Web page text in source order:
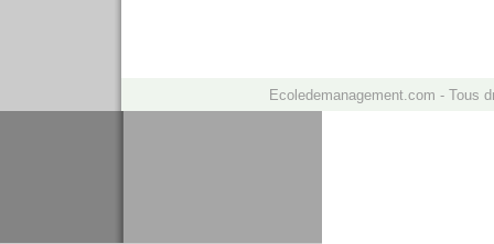
Ecoledemanagement.com -